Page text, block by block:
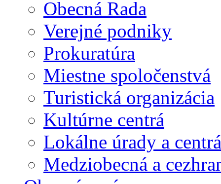
Obecná Rada
Verejné podniky
Prokuratúra
Miestne spoločenstvá
Turistická organizácia
Kultúrne centrá
Lokálne úrady a centrá
Medziobecná a